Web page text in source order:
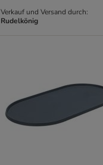
Verkauf und Versand durch:
Rudelkönig